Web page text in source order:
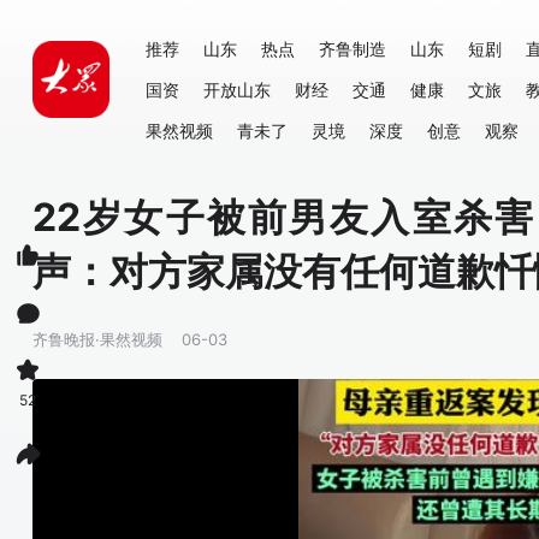
推荐 山东 热点 齐鲁制造 山东 短剧
国资
开放山东 财经 交通 健康 文旅
果然视频
青未了 灵境 深度 创意 观察
22岁女子被前男友入室杀
声：对方家属没有任何道歉
齐鲁晚报·果然视频 06-03
52